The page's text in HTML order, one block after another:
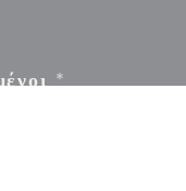
*